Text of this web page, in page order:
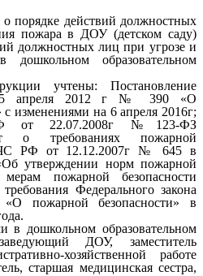
порядке действий должностных
пожара в ДОУ (детском саду)
должностных лиц при угрозе и
дошкольном образовательном
учтены: Постановление
апреля 2012 г № 390 «О
изменениями на 6 апреля 2016г;
от 22.07.2008г №123-ФЗ
о требованиях пожарной
РФ от 12.12.2007г № 645 в
утверждении норм пожарной
мерам пожарной безопасности
Федерального закона
пожарной безопасности» в
дошкольном образовательном
ДОУ, заместитель
хозяйственной работе
старшая медицинская сестра,